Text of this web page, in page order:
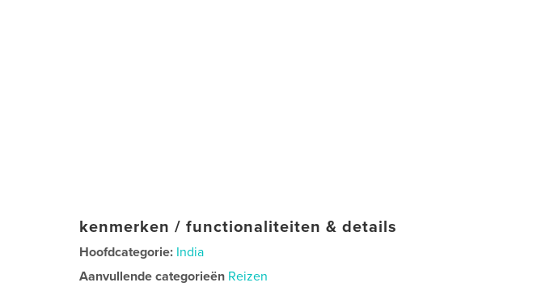
kenmerken / functionaliteiten & details
Hoofdcategorie: India
Aanvullende categorieën Reizen